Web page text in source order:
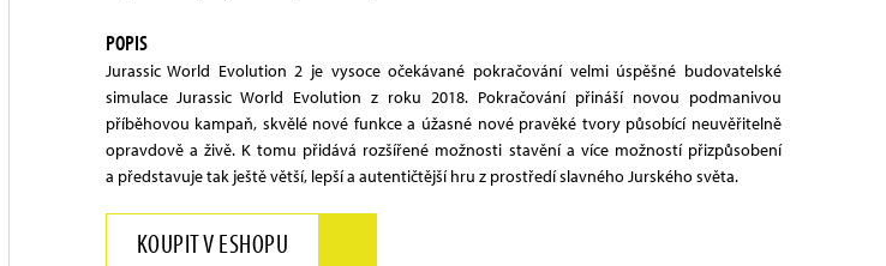
POPIS
Jurassic World Evolution 2 je vysoce očekávané pokračování velmi úspěšné budovatelské
simulace Jurassic World Evolution z roku 2018. Pokračování přináší novou podmanivou
příběhovou kampaň, skvělé nové funkce a úžasné nové pravěké tvory působící neuvěřitelně
opravdově a živě. K tomu přidává rozšířené možnosti stavění a více možností přizpůsobení
a představuje tak ještě větší, lepší a autentičtější hru z prostředí slavného Jurského světa.
KOUPIT V ESHOPU